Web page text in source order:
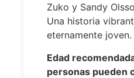
Zuko y Sandy
Una historia
eternamente joven.
Edad
personas pueden